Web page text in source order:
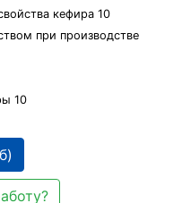
кефира 10
при производстве
10